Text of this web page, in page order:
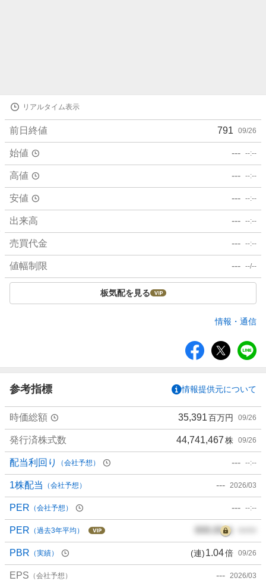
リアルタイム表示
前日終値 791 09/26
始値 --- --:--
高値 --- --:--
安値 --- --:--
出来高 --- --:--
売買代金 --- --:--
値幅制限 --- --/--
板気配を見る
情報・通信
ア
参考指標 情報提供元について
時価総額 35,391百万円 09/26
発行済株式数 44,741,467株 09/26
配当利回り （会社予想） --- --:--
1株配当 （会社予想） --- 2026/03
PER （会社予想） --- --:--
PER （過去3年平均） 000.00倍
PBR （実績） (連)1.04倍 09/26
EPS （会社予想） --- 2026/03